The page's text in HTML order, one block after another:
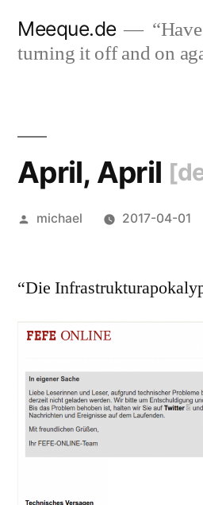
Meeque.de
turning it off and on
April, April
Posted
michael 2017-04-01
“Die